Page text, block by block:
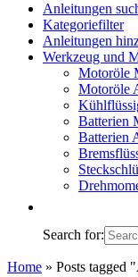
Anleitungen
Kategoriefilter
Anleitungen
Werkzeug und
Motoröle
Motoröle
Batterien
Batterien
Search for:
Home » Posts tagged